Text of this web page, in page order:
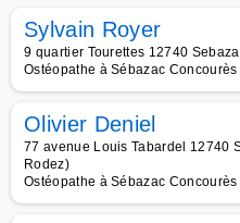
Sylvain Royer
9 quartier Tourettes 12740
Ostéopathe à Sébazac Concourès
Olivier Deniel
77 avenue Louis Tabardel 12740
Rodez)
Ostéopathe à Sébazac Concourès